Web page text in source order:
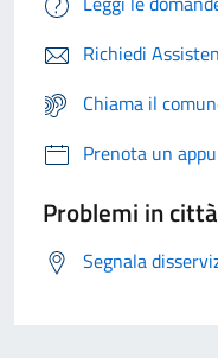
Richiedi
Chiama il
Prenota un
Problemi in città
Segnala